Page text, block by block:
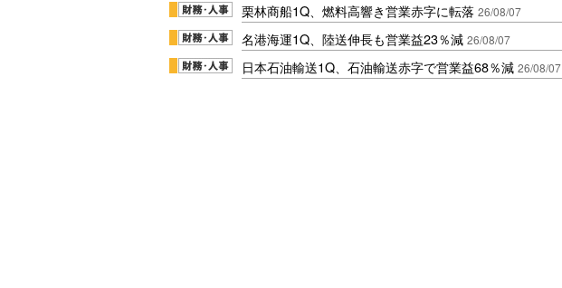
栗林商船1Q、燃料高響き営業赤字に転落 26/08/07
名港海運1Q、陸送伸長も営業益23％減 26/08/07
日本石油輸送1Q、石油輸送赤字で営業益68％減 26/08/07